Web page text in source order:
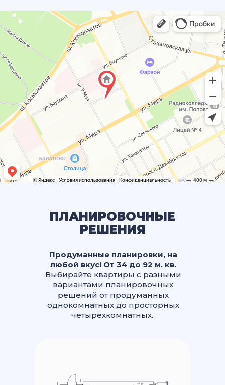
ПЛАНИРОВОЧНЫЕ
РЕШЕНИЯ
Продуманные планировки, на
любой вкус! От 34 до 92 м. кв.
Выбирайте квартиры с разными
вариантами планировочных
решений от продуманных
однокомнатных до просторных
четырёхкомнатных.